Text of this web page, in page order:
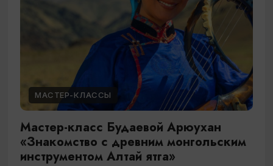
МАСТЕР-КЛАССЫ
Мастер-класс Будаевой Арюухан
«Знакомство с древним монгольским
инструментом Алтай ятга»